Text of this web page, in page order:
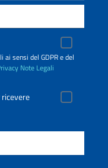
sensi del GDPR e del
Note Legali